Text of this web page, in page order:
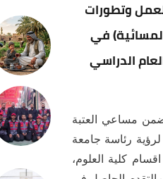
وتطورات
في
الدراسي
مساعي العتبة
رئاسة جامعة
كلية العلوم،